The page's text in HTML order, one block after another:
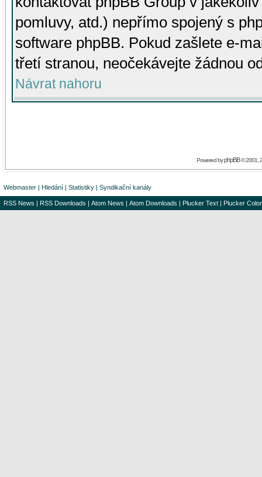
pomluvy, atd.) nepřímo spojený s
software phpBB. Pokud zašlete e-
třetí stranou, neočekávejte žádnou
Návrat nahoru
Powered byphpBB© 2001,
Webmaster | Hledání | Statistiky | Syndikační kanály
RSS News | RSS Downloads | Atom News | Atom Downloads | Plucker Text | Plucker Color